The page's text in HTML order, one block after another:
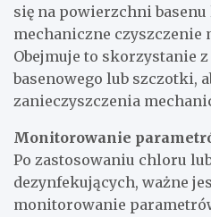
się na powierzchni basenu
mechaniczne czyszczenie
Obejmuje to skorzystanie
basenowego lub szczotki,
zanieczyszczenia
Monitorowanie
Po zastosowaniu chloru
dezynfekujących, ważne
monitorowanie